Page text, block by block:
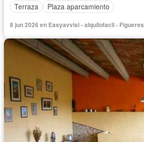
Terraza
Plaza aparcamiento
8 jun 2026 en Easyavvisi - alquilofacil - Figueres